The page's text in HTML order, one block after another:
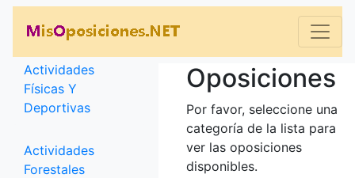
Categorías
Actividades
Físicas Y
Deportivas
Actividades
Forestales
Oposiciones
Por favor, seleccione una
categoría de la lista para
ver las oposiciones
disponibles.